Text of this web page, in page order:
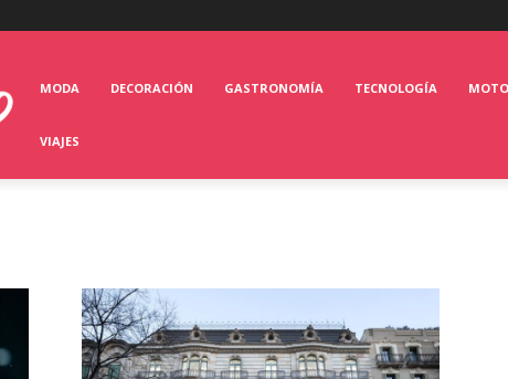
MODA DECORACIÓN GASTRONOMÍA TECNOLOGÍA
VIAJES